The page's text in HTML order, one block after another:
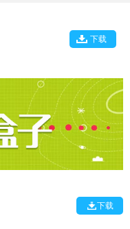
下载
下载